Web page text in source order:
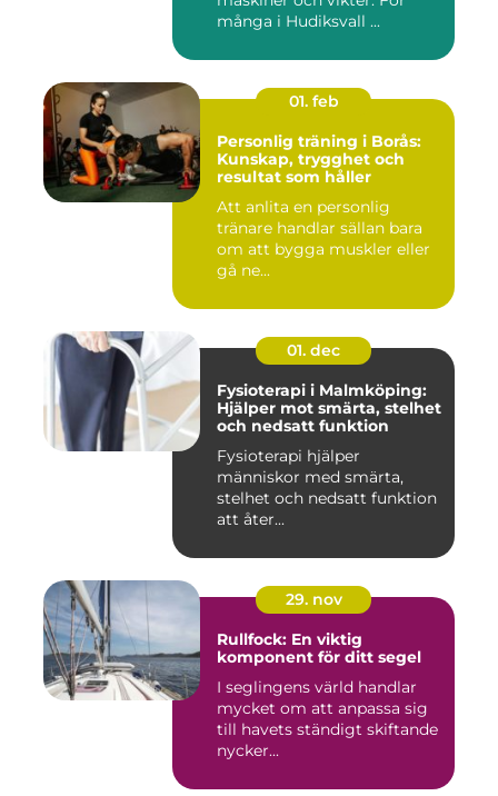
många i Hudiksvall ...
01. feb
Personlig träning i Borås:
Kunskap, trygghet och
resultat som håller
Att anlita en personlig
tränare handlar sällan bara
om att bygga muskler eller
gå ne...
01. dec
Fysioterapi i Malmköping:
Hjälper mot smärta, stelhet
och nedsatt funktion
Fysioterapi hjälper
människor med smärta,
stelhet och nedsatt funktion
att åter...
29. nov
Rullfock: En viktig
komponent för ditt segel
I seglingens värld handlar
mycket om att anpassa sig
till havets ständigt skiftande
nycker...